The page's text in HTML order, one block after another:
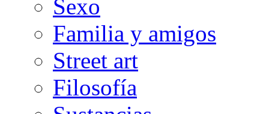
Sexo
Familia y amigos
Street art
Filosofía